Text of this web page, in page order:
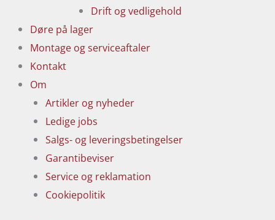
Drift og vedligehold
Døre på lager
Montage og serviceaftaler
Kontakt
Om
Artikler og nyheder
Ledige jobs
Salgs- og leveringsbetingelser
Garantibeviser
Service og reklamation
Cookiepolitik